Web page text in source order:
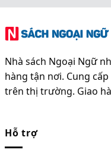
Nhà sách Ngoại Ngữ
hàng tận nơi. Cung
trên thị trường. Giao
Hỗ trợ